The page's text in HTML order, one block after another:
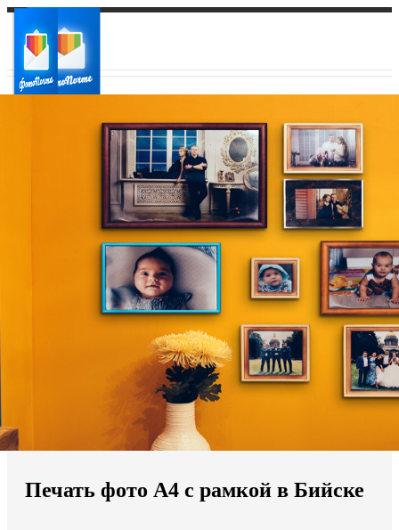
Ваш регион доставки
Выберите из списка:
Мы доставляем по всему миру
Продолжить без города
Печать фото А4 с рамкой в Бийске